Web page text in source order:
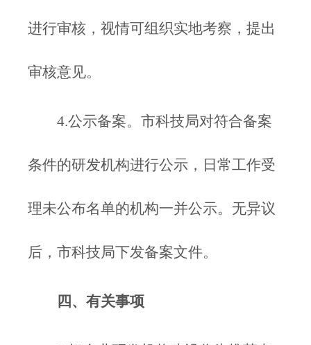
进行审核，视情可组织实地考察，提出
审核意见。
4.公示备案。市科技局对符合备案
条件的研发机构进行公示，日常工作受
理未公布名单的机构一并公示。无异议
后，市科技局下发备案文件。
四、有关事项